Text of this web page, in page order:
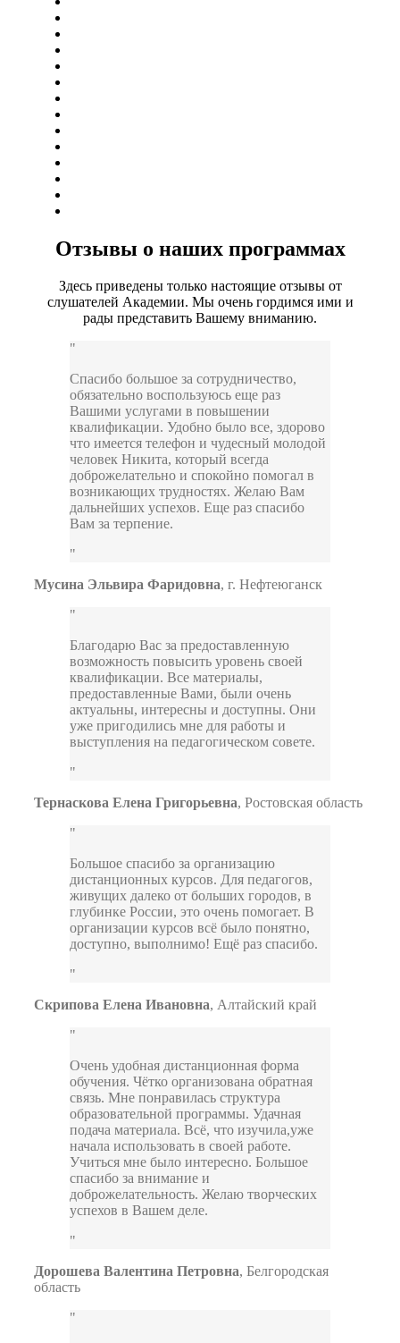
Отзывы о наших программах
Здесь приведены только настоящие отзывы от
слушателей Академии. Мы очень гордимся ими и
рады представить Вашему вниманию.
Спасибо большое за сотрудничество,
обязательно воспользуюсь еще раз
Вашими услугами в повышении
квалификации. Удобно было все, здорово
что имеется телефон и чудесный молодой
человек Никита, который всегда
доброжелательно и спокойно помогал в
возникающих трудностях. Желаю Вам
дальнейших успехов. Еще раз спасибо
Вам за терпение.
Мусина Эльвира Фаридовна, г. Нефтеюганск
Благодарю Вас за предоставленную
возможность повысить уровень своей
квалификации. Все материалы,
предоставленные Вами, были очень
актуальны, интересны и доступны. Они
уже пригодились мне для работы и
выступления на педагогическом совете.
Тернаскова Елена Григорьевна, Ростовская область
Большое спасибо за организацию
дистанционных курсов. Для педагогов,
живущих далеко от больших городов, в
глубинке России, это очень помогает. В
организации курсов всё было понятно,
доступно, выполнимо! Ещё раз спасибо.
Скрипова Елена Ивановна, Алтайский край
Очень удобная дистанционная форма
обучения. Чётко организована обратная
связь. Мне понравилась структура
образовательной программы. Удачная
подача материала. Всё, что изучила,уже
начала использовать в своей работе.
Учиться мне было интересно. Большое
спасибо за внимание и
доброжелательность. Желаю творческих
успехов в Вашем деле.
Дорошева Валентина Петровна, Белгородская
область